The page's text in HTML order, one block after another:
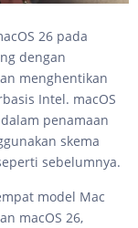
26 pada
dengan
menghentikan
Intel. macOS
penamaan
skema
sebelumnya.
model Mac
macOS 26,